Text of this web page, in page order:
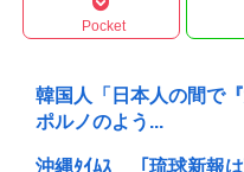
Pocket
韓国人「日本人の間で
ポルノのよう...
沖縄ﾀｲﾑｽ 「琉球新報